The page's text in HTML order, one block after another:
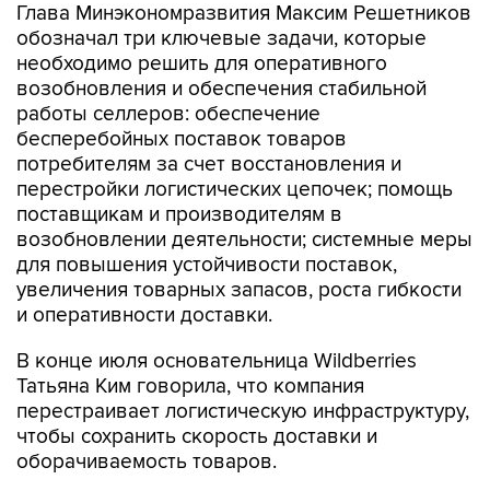
Глава Минэкономразвития Максим Решетников
обозначал три ключевые задачи, которые
необходимо решить для оперативного
возобновления и обеспечения стабильной
работы селлеров: обеспечение
бесперебойных поставок товаров
потребителям за счет восстановления и
перестройки логистических цепочек; помощь
поставщикам и производителям в
возобновлении деятельности; системные меры
для повышения устойчивости поставок,
увеличения товарных запасов, роста гибкости
и оперативности доставки.
В конце июля основательница Wildberries
Татьяна Ким говорила, что компания
перестраивает логистическую инфраструктуру,
чтобы сохранить скорость доставки и
оборачиваемость товаров.